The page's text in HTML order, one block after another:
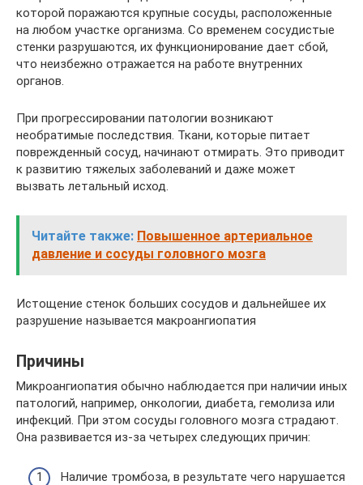
которой поражаются крупные сосуды, расположенные
на любом участке организма. Со временем сосудистые
стенки разрушаются, их функционирование дает сбой,
что неизбежно отражается на работе внутренних
органов.
При прогрессировании патологии возникают
необратимые последствия. Ткани, которые питает
поврежденный сосуд, начинают отмирать. Это приводит
к развитию тяжелых заболеваний и даже может
вызвать летальный исход.
Читайте также: Повышенное артериальное
давление и сосуды головного мозга
Истощение стенок больших сосудов и дальнейшее их
разрушение называется макроангиопатия
Причины
Микроангиопатия обычно наблюдается при наличии иных
патологий, например, онкологии, диабета, гемолиза или
инфекций. При этом сосуды головного мозга страдают.
Она развивается из-за четырех следующих причин:
Наличие тромбоза, в результате чего нарушается